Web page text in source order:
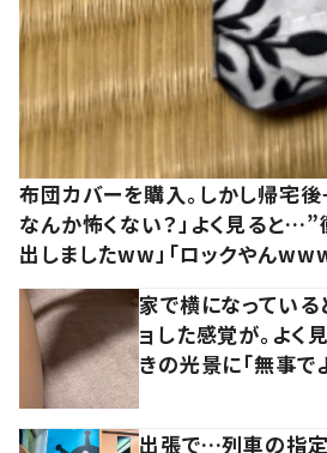
布団カバーを購入。しかし帰宅
なんか怖くない？」よく見ると
出しましたww」「ロックやん
家で横になっている
ョした感覚が。よく
きの光景に「無事で
出張で…列車の指